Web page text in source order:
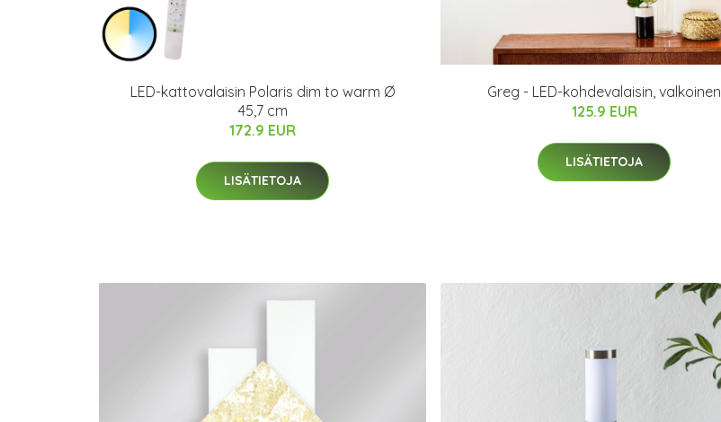
LED-kattovalaisin Polaris dim to warm Ø
45,7 cm
172.9 EUR
LISÄTIETOJA
Greg - LED-kohdevalaisin, valkoinen
125.9 EUR
LISÄTIETOJA